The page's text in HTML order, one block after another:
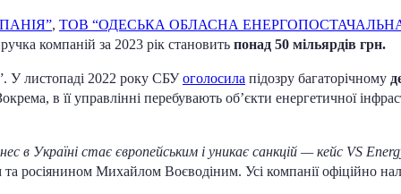
, ТОВ “ОДЕСЬКА ОБЛАСНА
компаній за 2023 рік становить понад 50 мільярдів грн.
У листопаді 2022 року СБУоголосила підозру багаторічному
в її управлінні перебувають об’єкти енергетичної
в Україні стає європейським і уникає санкцій — кейс VS
Михайлом Воєводіним. Усі компанії офіційно